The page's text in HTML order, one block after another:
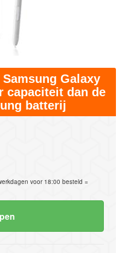
Galaxy
capaciteit dan de
batterij
voor 18:00 besteld =